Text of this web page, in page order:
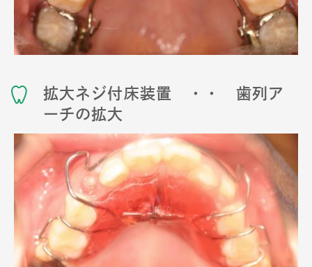
拡大ネジ付床装置 ・・ 歯列ア
ーチの拡大